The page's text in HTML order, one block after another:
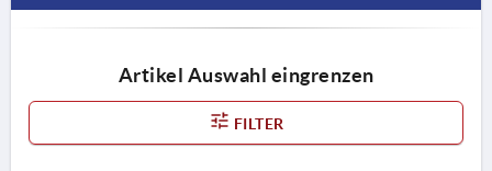
Artikel Auswahl eingrenzen
FILTER